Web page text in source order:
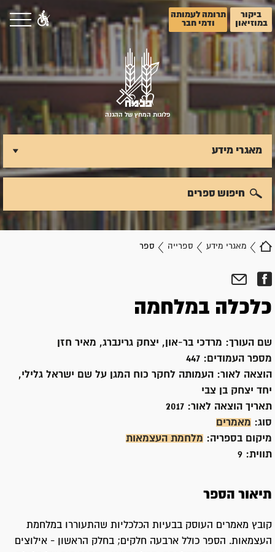
ביקור
במוזיאון
תרומה לעמותה
ודמי חבר
פלוגות המחץ של ההגנה
מאגרי מידע ספרייה ספר
מאגרי מידע
חיפוש ספרים
כלכלה במלחמה
שם העורך: מרדכי בר-און, יצחק גרינברג, מאיר חזן
מספר העמודים: 447
הוצאה לאור:
העמותה לחקר כוח המגן על שם ישראל גלילי,
יחד יצחק בן צבי
תאריך הוצאה לאור:
סוג: מאמרים
מיקום בספריה: מלחמת העצמאות
תווית: 9
תיאור הספר
קובץ מאמרים העוסק בבעיות הכלכליות שהתעוררו במלחמת
העצמאות. הספר כולל ארבעה חלקים; בחלק הראשון - אילוצים